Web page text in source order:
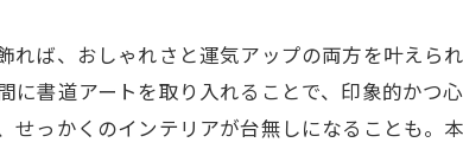
れば、おしゃれさと運気アップの両方を叶え
に書道アートを取り入れることで、印象的か
せっかくのインテリアが台無しになることも